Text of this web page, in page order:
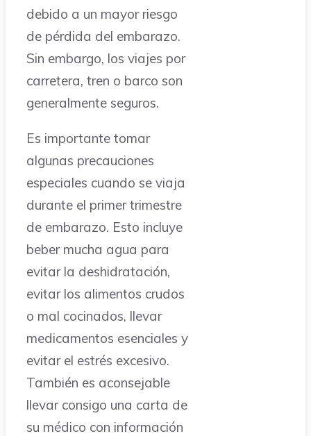
debido a un mayor riesgo
de pérdida del embarazo.
Sin embargo, los viajes por
carretera, tren o barco son
generalmente seguros.
Es importante tomar
algunas precauciones
especiales cuando se viaja
durante el primer trimestre
de embarazo. Esto incluye
beber mucha agua para
evitar la deshidratación,
evitar los alimentos crudos
o mal cocinados, llevar
medicamentos esenciales y
evitar el estrés excesivo.
También es aconsejable
llevar consigo una carta de
su médico con información